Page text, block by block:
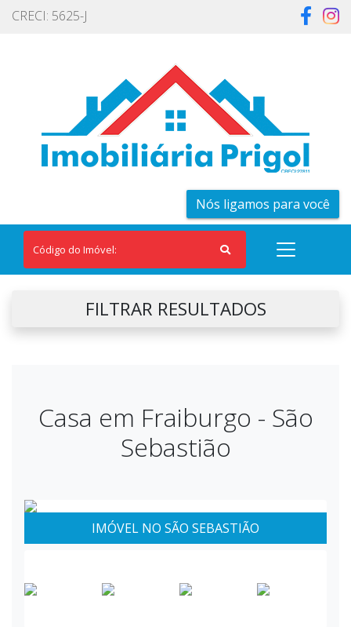
CRECI: 5625-J
Nós ligamos para você
FILTRAR RESULTADOS
Casa em Fraiburgo - São
Sebastião
IMÓVEL NO SÃO SEBASTIÃO